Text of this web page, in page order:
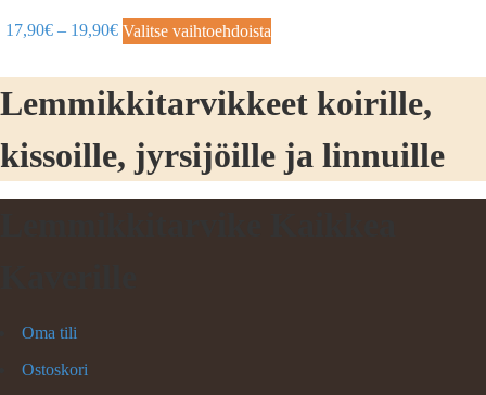
17,90€ – 19,90€ Valitse vaihtoehdoista
Lemmikkitarvikkeet koirille,
kissoille, jyrsijöille ja linnuille
Oma tili
Ostoskori